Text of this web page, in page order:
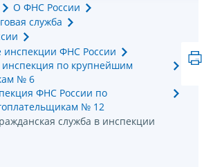
О ФНС России
служба
ФНС России
по крупнейшим
№ 6
ФНС России по
№ 12
служба в инспекции